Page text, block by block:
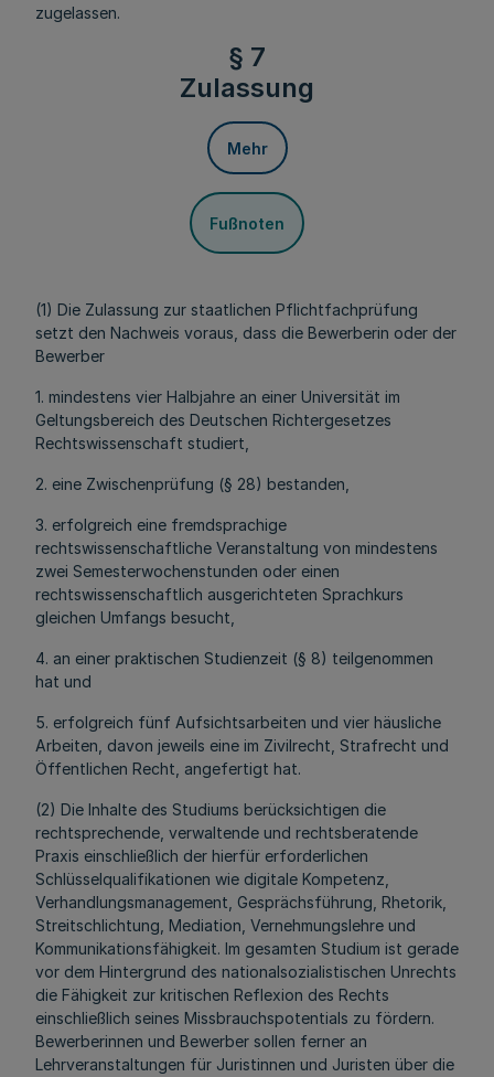
zugelassen.
§ 7
Zulassung
Mehr
Fußnoten
(1) Die Zulassung zur staatlichen Pflichtfachprüfung
setzt den Nachweis voraus, dass die Bewerberin oder der
Bewerber
1. mindestens vier Halbjahre an einer Universität im
Geltungsbereich des Deutschen Richtergesetzes
Rechtswissenschaft studiert,
2. eine Zwischenprüfung (§ 28) bestanden,
3. erfolgreich eine fremdsprachige
rechtswissenschaftliche Veranstaltung von mindestens
zwei Semesterwochenstunden oder einen
rechtswissenschaftlich ausgerichteten Sprachkurs
gleichen Umfangs besucht,
4. an einer praktischen Studienzeit (§ 8) teilgenommen
hat und
5. erfolgreich fünf Aufsichtsarbeiten und vier häusliche
Arbeiten, davon jeweils eine im Zivilrecht, Strafrecht und
Öffentlichen Recht, angefertigt hat.
(2) Die Inhalte des Studiums berücksichtigen die
rechtsprechende, verwaltende und rechtsberatende
Praxis einschließlich der hierfür erforderlichen
Schlüsselqualifikationen wie digitale Kompetenz,
Verhandlungsmanagement, Gesprächsführung, Rhetorik,
Streitschlichtung, Mediation, Vernehmungslehre und
Kommunikationsfähigkeit. Im gesamten Studium ist gerade
vor dem Hintergrund des nationalsozialistischen Unrechts
die Fähigkeit zur kritischen Reflexion des Rechts
einschließlich seines Missbrauchspotentials zu fördern.
Bewerberinnen und Bewerber sollen ferner an
Lehrveranstaltungen für Juristinnen und Juristen über die